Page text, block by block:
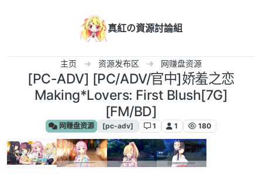
真紅の資源討論組
主页 资源发布区 网赚盘资源
[PC-ADV] [PC/ADV/官中]娇羞之恋
Making*Lovers: First Blush[7G]
[FM/BD]
网赚盘资源 [pc-adv] 1 1 180